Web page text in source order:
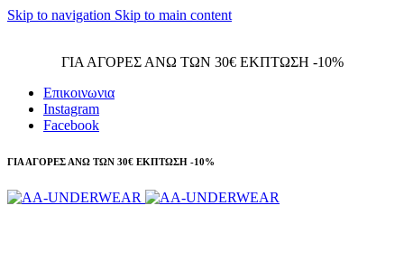
Skip to navigation Skip to main content
ΓΙΑ ΑΓΟΡΕΣ ΑΝΩ ΤΩΝ 30€ ΕΚΠΤΩΣΗ -10%
Επικοινωνια
Instagram
Facebook
ΓΙΑ ΑΓΟΡΕΣ ΑΝΩ ΤΩΝ 30€ ΕΚΠΤΩΣΗ -10%